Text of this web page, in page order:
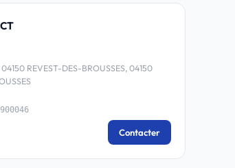
REVEST-DES-BROUSSES, 04150
Contacter